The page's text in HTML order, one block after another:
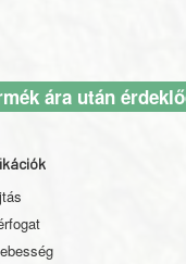
ára után